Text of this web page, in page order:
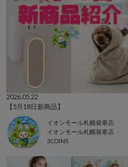
2026.05.22
【5月18日新商品】
イオンモール札幌発寒店
イオンモール札幌発寒店
3COINS